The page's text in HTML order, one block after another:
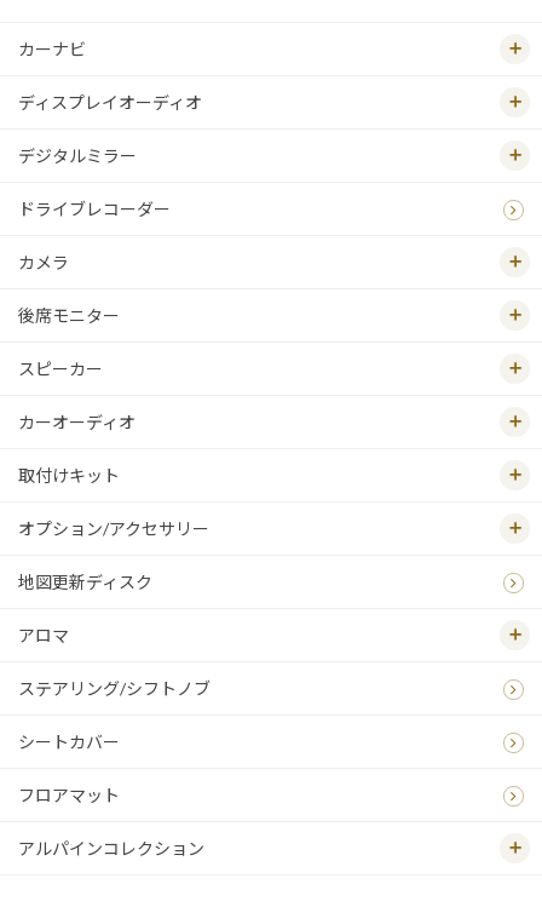
カーナビ
ディスプレイオーディオ
デジタルミラー
ドライブレコーダー
カメラ
後席モニター
スピーカー
カーオーディオ
取付けキット
オプション/アクセサリー
地図更新ディスク
アロマ
ステアリング/シフトノブ
シートカバー
フロアマット
アルパインコレクション